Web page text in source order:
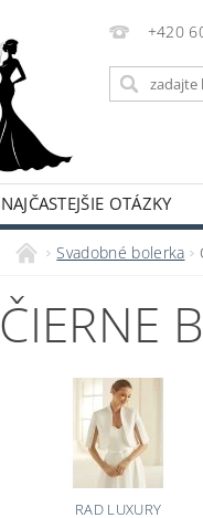
+420
NAJČASTEJŠIE OTÁZKY
Svadobné bolerka
ČIERNE
RAD LUXURY